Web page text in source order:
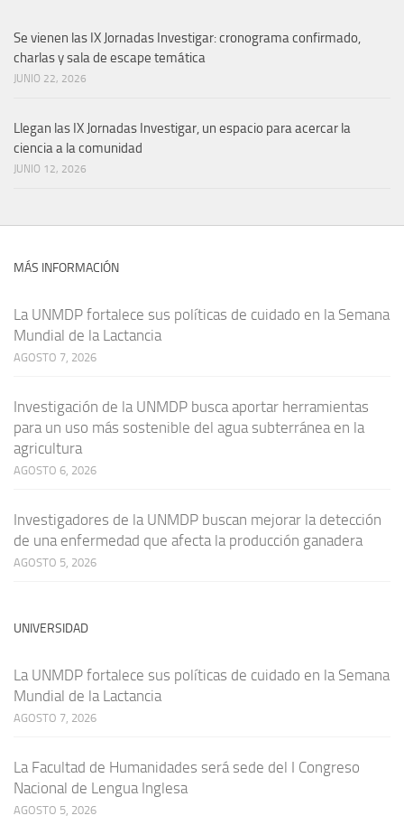
Se vienen las IX Jornadas Investigar: cronograma confirmado,
charlas y sala de escape temática
JUNIO 22, 2026
Llegan las IX Jornadas Investigar, un espacio para acercar la
ciencia a la comunidad
JUNIO 12, 2026
MÁS INFORMACIÓN
La UNMDP fortalece sus políticas de cuidado en la Semana
Mundial de la Lactancia
AGOSTO 7, 2026
Investigación de la UNMDP busca aportar herramientas
para un uso más sostenible del agua subterránea en la
agricultura
AGOSTO 6, 2026
Investigadores de la UNMDP buscan mejorar la detección
de una enfermedad que afecta la producción ganadera
AGOSTO 5, 2026
UNIVERSIDAD
La UNMDP fortalece sus políticas de cuidado en la Semana
Mundial de la Lactancia
AGOSTO 7, 2026
La Facultad de Humanidades será sede del I Congreso
Nacional de Lengua Inglesa
AGOSTO 5, 2026